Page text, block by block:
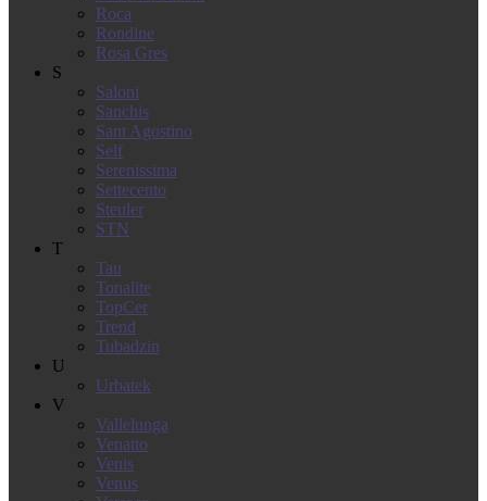
Roca
Rondine
Rosa Gres
S
Saloni
Sanchis
Sant Agostino
Self
Serenissima
Settecento
Steuler
STN
T
Tau
Tonalite
TopCer
Trend
Tubadzin
U
Urbatek
V
Vallelunga
Venatto
Venis
Venus